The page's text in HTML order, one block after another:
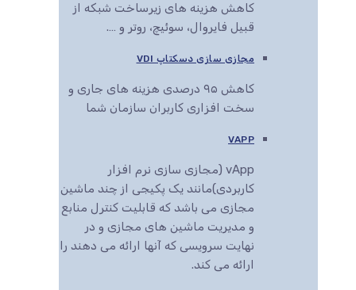
کاهش هزینه های زیرساخت شبکه از
قبیل فایروال، سوئیچ، روتر و ….
مجازی سازی دسکتاپ VDI
کاهش ۹۵ درصدی هزینه های جاری و
سخت افزاری کاربران سازمان شما
VAPP
vApp (مجازی سازی نرم افزار
کاربردی)مانند یک پکیجی از چند ماشین
مجازی می باشد که قابلیت کنترل منابع
و مدیریت ماشین های مجازی و در
نهایت سرویسی که آنها ارائه می دهند را
ارائه می کند.